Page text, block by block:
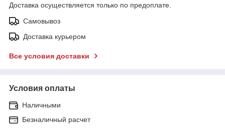
Доставка осуществляется только по предоплате.
Самовывоз
Доставка курьером
Все условия доставки
Условия оплаты
Наличными
Безналичный расчет